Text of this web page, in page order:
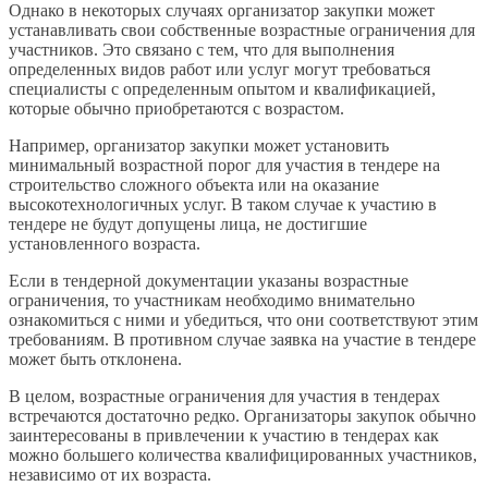
Однако в некоторых случаях организатор закупки может
устанавливать свои собственные возрастные ограничения для
участников. Это связано с тем, что для выполнения
определенных видов работ или услуг могут требоваться
специалисты с определенным опытом и квалификацией,
которые обычно приобретаются с возрастом.
Например, организатор закупки может установить
минимальный возрастной порог для участия в тендере на
строительство сложного объекта или на оказание
высокотехнологичных услуг. В таком случае к участию в
тендере не будут допущены лица, не достигшие
установленного возраста.
Если в тендерной документации указаны возрастные
ограничения, то участникам необходимо внимательно
ознакомиться с ними и убедиться, что они соответствуют этим
требованиям. В противном случае заявка на участие в тендере
может быть отклонена.
В целом, возрастные ограничения для участия в тендерах
встречаются достаточно редко. Организаторы закупок обычно
заинтересованы в привлечении к участию в тендерах как
можно большего количества квалифицированных участников,
независимо от их возраста.